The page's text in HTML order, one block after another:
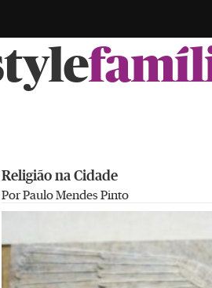
Religião na Cidade
Por Paulo Mendes Pinto